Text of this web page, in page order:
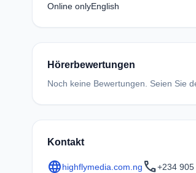
Online onlyEnglish
Hörerbewertungen
Noch keine Bewertungen. Seien Sie
Kontakt
languagehighflymedia.com.ng call+234 905